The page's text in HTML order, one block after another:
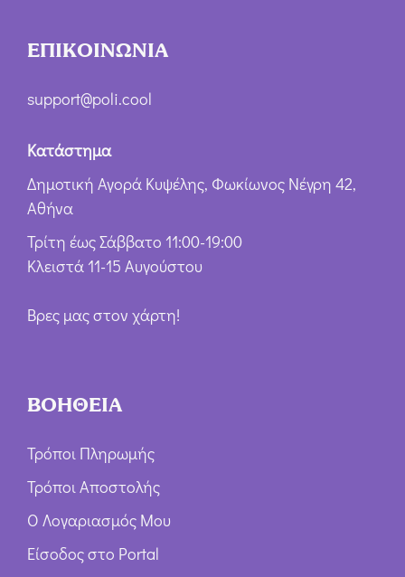
ΕΠΙΚΟΙΝΩΝΙΑ
support@poli.cool
Κατάστημα
Δημοτική Αγορά Κυψέλης, Φωκίωνος Νέγρη 42,
Αθήνα
Τρίτη έως Σάββατο 11:00-19:00
Κλειστά 11-15 Αυγούστου
Βρες μας στον χάρτη!
ΒΟΗΘΕΙΑ
Τρόποι Πληρωμής
Τρόποι Αποστολής
Ο Λογαριασμός Μου
Είσοδος στο Portal